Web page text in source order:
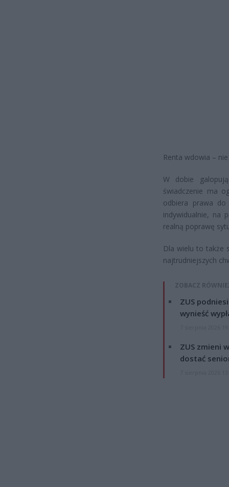
Renta wdowia –
W dobie
świadczenie ma
odbiera prawa
indywidualnie, na
realną poprawę
Dla wielu to także
najtrudniejszych
ZOBACZ
ZUS
wynieść
ZUS zmieni
dostać